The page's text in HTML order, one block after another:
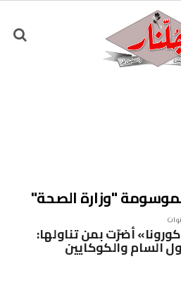
"وزارة الصحة"
أضرّت بمن تناولها:
السام والكوكايين